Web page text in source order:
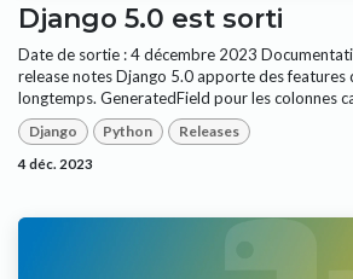
Django 5.0 est sorti
Date de sortie : 4 décembre 2023
release notes Django 5.0 apporte des features
longtemps. GeneratedField pour les colonnes
Django Python Releases
4 déc. 2023